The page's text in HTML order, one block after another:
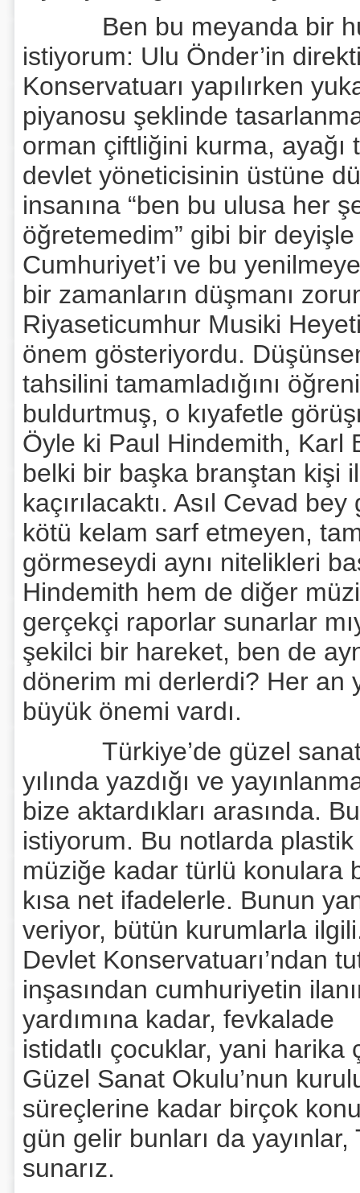
Ben bu meyanda bir
istiyorum: Ulu Önder’in
Konservatuarı yapılırken
piyanosu şeklinde
orman çiftliğini kurma, ayağı
devlet yöneticisinin üstüne
insanına “ben bu ulusa her
öğretemedim” gibi bir deyişle
Cumhuriyet’i ve bu
bir zamanların düşmanı
Riyaseticumhur Musiki
önem gösteriyordu.
tahsilini tamamladığını
buldurtmuş, o kıyafetle
Öyle ki Paul Hindemith, Karl
belki bir başka branştan kişi
kaçırılacaktı. Asıl Cevad
kötü kelam sarf etmeyen,
görmeseydi aynı nitelikleri
Hindemith hem de diğer
gerçekçi raporlar sunarlar
şekilci bir hareket, ben de
dönerim mi derlerdi? Her an
büyük önemi vardı.
Türkiye’de güzel
yılında yazdığı ve
bize aktardıkları arasında.
istiyorum. Bu notlarda
müziğe kadar türlü konulara
kısa net ifadelerle. Bunun
veriyor, bütün kurumlarla
Devlet Konservatuarı’ndan
inşasından cumhuriyetin
yardımına kadar, fevkalade
istidatlı çocuklar, yani
Güzel Sanat Okulu’nun
süreçlerine kadar birçok
gün gelir bunları da
sunarız.